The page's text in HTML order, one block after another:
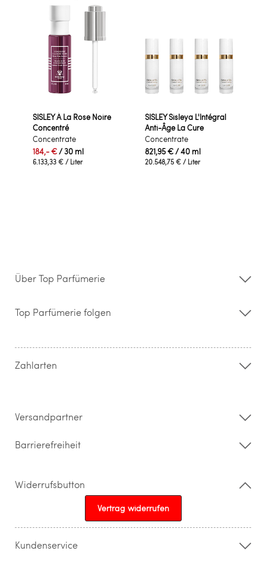
SISLEY À La Rose Noire
Concentré
Concentrate
184,- €/ 30 ml
6.133,33 € / Liter
SISLEY Sisleya L'Intégral
Anti-Âge La Cure
Concentrate
821,95 €/ 40 ml
20.548,75 € / Liter
Über Top Parfümerie
Storefinder
Kontakt
Widerrufsrecht & Rückgabebedingungen
Top Parfümerie folgen
Zahlarten
Versandpartner
Barrierefreiheit
Widerrufsbutton
Vertrag widerrufen
Kundenservice